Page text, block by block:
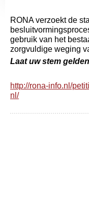
RONA verzoekt de
gebruik van het
zorgvuldige weging
Laat uw stem
http://rona-info.nl/
nl/